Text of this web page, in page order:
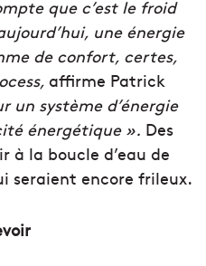
que c’est le froid
une énergie
de confort, certes,
affirme Patrick
un système d’énergie
énergétique ». Des
à la boucle d’eau de
seraient encore frileux.